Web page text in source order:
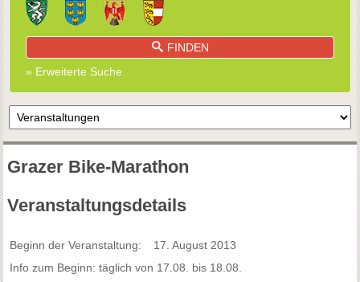
FINDEN
» Erweiterte Suche
Grazer Bike-Marathon
Veranstaltungsdetails
Beginn der Veranstaltung:
17. August 2013
Info zum Beginn: täglich von 17.08. bis 18.08.